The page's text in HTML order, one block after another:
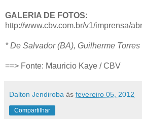
GALERIA DE FOTOS:
http://www.cbv.com.br/v1/imprensa/
* De Salvador (BA), Guilherme Torres
==> Fonte: Mauricio Kaye / CBV
Dalton Jendiroba às fevereiro 05, 2012
Compartilhar